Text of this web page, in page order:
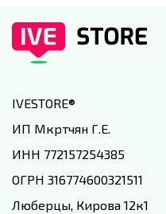
IVESTORE®
ИП Мкртчян Г.Е.
ИНН 772157254385
ОГРН 316774600321511
Люберцы, Кирова 12к1